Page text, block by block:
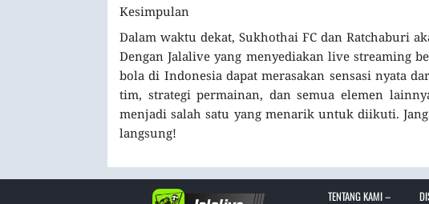
Kesimpulan
Dalam waktu dekat, Sukhothai FC dan Ratchaburi
Dengan Jalalive yang menyediakan live streaming
bola di Indonesia dapat merasakan sensasi nyata
tim, strategi permainan, dan semua elemen
menjadi salah satu yang menarik untuk diikuti.
langsung!
TENTANG KAMI –